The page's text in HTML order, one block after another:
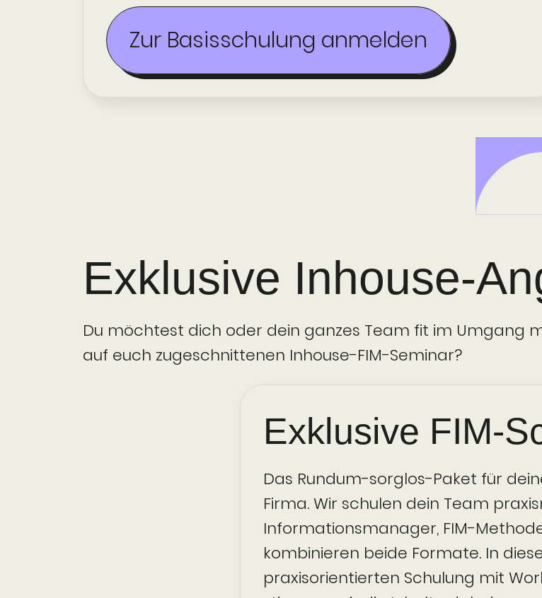
Zur Basis­schulung anmelden
Exklusive Inhouse-
Du möchtest dich oder dein ganzes Team fit im Umgang
auf euch zugeschnittenen Inhouse-FIM-Seminar?
Exklusive FIM-
Das Rundum-sorglos-Paket für
Firma. Wir schulen dein Team
Informations­manager, FIM-
kombinieren beide Formate. In
praxis­orientierten Schulung mit